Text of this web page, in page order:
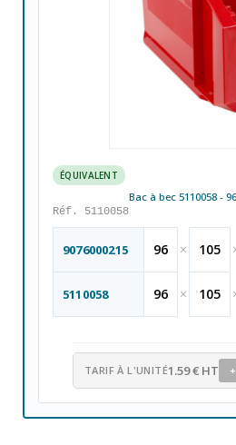
ÉQUIVALENT
Bac à bec 5110058 -
Réf. 5110058
9076000215 96 × 105
5110058 96 × 105
TARIF À L'UNITÉ1.59 € HT